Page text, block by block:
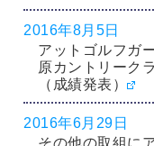
2016年8月5日
アットゴルフガ
原カントリーク
（成績発表）
2016年6月29日
その他の取組に